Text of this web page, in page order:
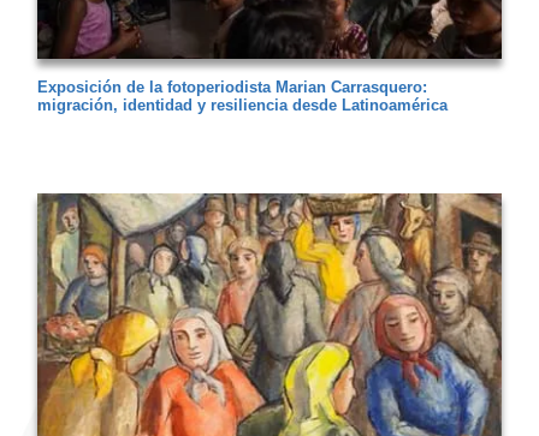
Exposición de la fotoperiodista Marian Carrasquero:
migración, identidad y resiliencia desde Latinoamérica